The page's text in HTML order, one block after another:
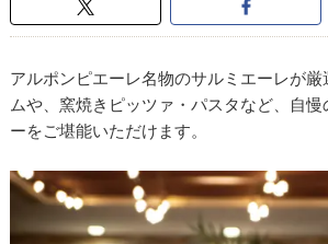
アルポンピエーレ名物のサルミエーレが
ムや、窯焼きピッツァ・パスタなど、自
ーをご堪能いただけます。